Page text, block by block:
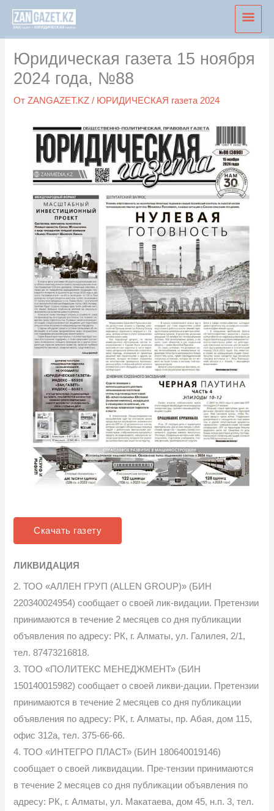
Перейти
содержимому
Юридическая газета 15 ноября
2024 года, №88
ОтZANGAZET.KZ/ ЮРИДИЧЕСКАЯ газета 2024
Скачать газету
ЛИКВИДАЦИЯ
2. ТОО «АЛЛЕН ГРУП (ALLEN GROUP)» (БИН
220340024954) сообщает о своей лик-видации. Претензии
принимаются в течение 2 месяцев со дня публикации
объявления по адресу: РК, г. Алматы, ул. Галилея, 2/1,
тел. 87473216818.
3. ТОО «ПОЛИТЕКС МЕНЕДЖМЕНТ» (БИН
150140015982) сообщает о своей ликви-дации. Претензии
принимаются в течение 2 месяцев со дня публикации
объявления по адресу: РК, г. Алматы, пр. Абая, дом 115,
офис 312а, тел. 375-66-66.
4. ТОО «ИНТЕГРО ПЛАСТ» (БИН 180640019146)
сообщает о своей ликвидации. Пре-тензии принимаются
в течение 2 месяцев со дня публикации объявления по
адресу: РК, г. Алматы, ул. Макатаева, дом 45, н.п. 3, тел.